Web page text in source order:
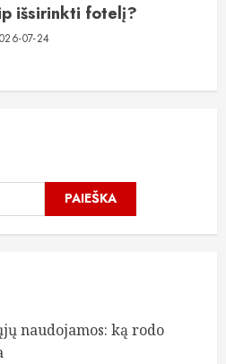
išsirinkti fotelį?
07-24
PAIEŠKA
naudojamos: ką rodo